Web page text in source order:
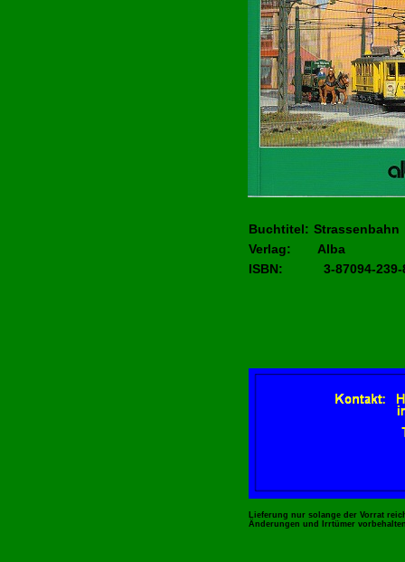
Verlag: Alba
ISBN: 3-87094-239-
Buchtitel: Strassenbahn
Lieferung nur solange der Vorrat
Änderungen und Irrtümer